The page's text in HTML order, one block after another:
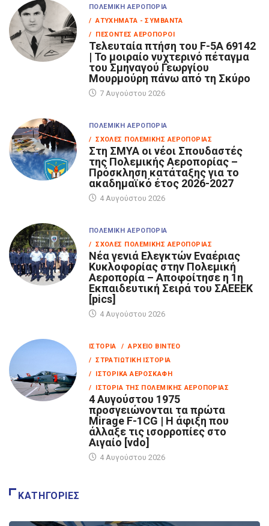
ΠΟΛΕΜΙΚΉ ΑΕΡΟΠΟΡΊΑ
/ ΑΤΥΧΉΜΑΤΑ - ΣΥΜΒΆΝΤΑ
/ ΠΕΣΌΝΤΕΣ ΑΕΡΟΠΌΡΟΙ
Τελευταία πτήση του F-5A 69142
| Το μοιραίο νυχτερινό πέταγμα
του Σμηναγού Γεωργίου
Μουρμούρη πάνω από τη Σκύρο
7 Αυγούστου 2026
ΠΟΛΕΜΙΚΉ ΑΕΡΟΠΟΡΊΑ
/ ΣΧΟΛΈΣ ΠΟΛΕΜΙΚΉΣ ΑΕΡΟΠΟΡΊΑΣ
Στη ΣΜΥΑ οι νέοι Σπουδαστές
της Πολεμικής Αεροπορίας –
Πρόσκληση κατάταξης για το
ακαδημαϊκό έτος 2026-2027
4 Αυγούστου 2026
ΠΟΛΕΜΙΚΉ ΑΕΡΟΠΟΡΊΑ
/ ΣΧΟΛΈΣ ΠΟΛΕΜΙΚΉΣ ΑΕΡΟΠΟΡΊΑΣ
Νέα γενιά Ελεγκτών Εναέριας
Κυκλοφορίας στην Πολεμική
Αεροπορία – Αποφοίτησε η 1η
Εκπαιδευτική Σειρά του ΣΑΕΕΕΚ
[pics]
4 Αυγούστου 2026
ΙΣΤΟΡΊΑ
/ ΑΡΧΕΊΟ ΒΊΝΤΕΟ
/ ΣΤΡΑΤΙΩΤΙΚΉ ΙΣΤΟΡΊΑ
/ ΙΣΤΟΡΙΚΆ ΑΕΡΟΣΚΆΦΗ
/ ΙΣΤΟΡΊΑ ΤΗΣ ΠΟΛΕΜΙΚΉΣ ΑΕΡΟΠΟΡΊΑΣ
4 Αυγούστου 1975
προσγειώνονται τα πρώτα
Mirage F-1CG | Η άφιξη που
άλλαξε τις ισορροπίες στο
Αιγαίο [vdo]
4 Αυγούστου 2026
ΚΑΤΗΓΟΡΊΕΣ